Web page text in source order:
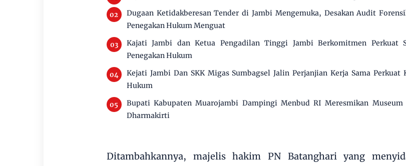
Dugaan Ketidakberesan Tender di Jambi Mengemuka, Desakan Audit
Penegakan Hukum Menguat
Kajati Jambi dan Ketua Pengadilan Tinggi Jambi Berkomitmen Perkuat
Penegakan Hukum
Kejati Jambi Dan SKK Migas Sumbagsel Jalin Perjanjian Kerja Sama Perkuat
Hukum
Bupati Kabupaten Muarojambi Dampingi Menbud RI Meresmikan Museum
Dharmakirti
Ditambahkannya, majelis hakim PN Batanghari yang